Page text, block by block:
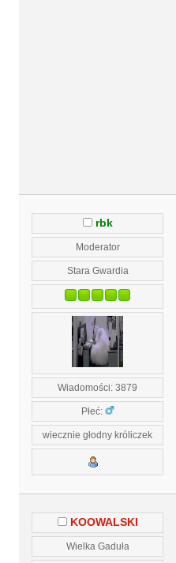
rbk
Moderator
Stara Gwardia
Wiadomości: 3879
Płeć:
wiecznie głodny króliczek
KOOWALSKI
Wielka Gaduła